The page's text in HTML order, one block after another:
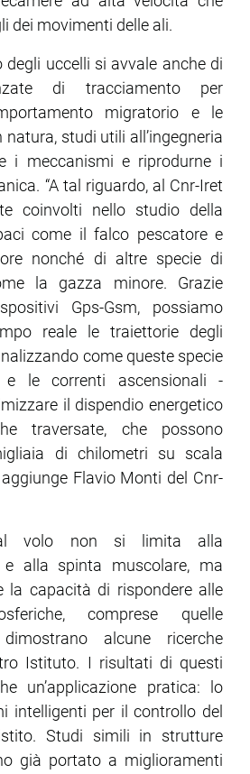
dei movimenti delle ali.
degli uccelli si avvale anche di
di tracciamento per
migratorio e le
studi utili all’ingegneria
i meccanismi e riprodurne i
“A tal riguardo, al Cnr-Iret
coinvolti nello studio della
come il falco pescatore e
nonché di altre specie di
la gazza minore. Grazie
Gps-Gsm, possiamo
reale le traiettorie degli
come queste specie
le correnti ascensionali -
il dispendio energetico
traversate, che possono
di chilometri su scala
Flavio Monti del Cnr-
al volo non si limita alla
alla spinta muscolare, ma
la capacità di rispondere alle
comprese quelle
alcune ricerche
Istituto. I risultati di questi
un’applicazione pratica: lo
intelligenti per il controllo del
Studi simili in strutture
già portato a miglioramenti